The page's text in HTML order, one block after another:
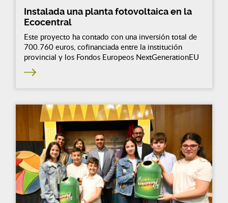
Instalada una planta fotovoltaica en la
Ecocentral
Este proyecto ha contado con una inversión total de
700.760 euros, cofinanciada entre la institución
provincial y los Fondos Europeos NextGenerationEU